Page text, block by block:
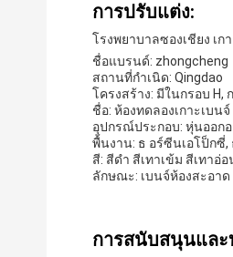
การปรับแต่ง:
โรงพยาบาลซองเชียง เก
ชื่อแบรนด์: zhongcheng
สถานที่กําเนิด: Qingdao
โครงสร้าง: มีในกรอบ H,
ชื่อ: ห้องทดลองเกาะเบนจ์
อุปกรณ์ประกอบ: หุ่นออก
พื้นงาน: ธ อร์ซีนเอโป็กซี่,
สี: สีดํา สีเทาเข้ม สีเทาอ่
ลักษณะ: เบนจ์ห้องสะอา
การสนับสนุนและ